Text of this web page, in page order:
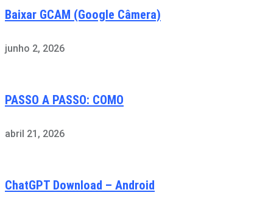
Baixar GCAM (Google Câmera)
junho 2, 2026
PASSO A PASSO: COMO
abril 21, 2026
ChatGPT Download – Android